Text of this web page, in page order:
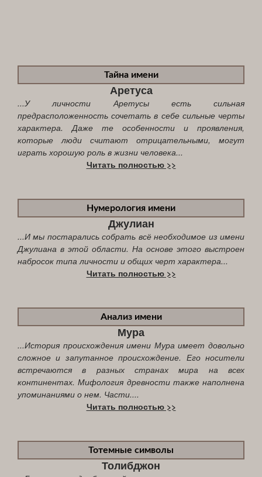
Тайна имени
Аретуса
...У личности Аретусы есть сильная
предрасположенность сочетать в себе сильные черты
характера. Даже те особенности и проявления,
которые люди считают отрицательными, могут
играть хорошую роль в жизни человека...
Читать полностью >>
Нумерология имени
Джулиан
...И мы постарались собрать всё необходимое из имени
Джулиана в этой области. На основе этого выстроен
набросок типа личности и общих черт характера...
Читать полностью >>
Анализ имени
Мура
...История происхождения имени Мура имеет довольно
сложное и запутанное происхождение. Его носители
встречаются в разных странах мира на всех
континентах. Мифология древности также наполнена
упоминаниями о нем. Части....
Читать полностью >>
Тотемные символы
Толибджон